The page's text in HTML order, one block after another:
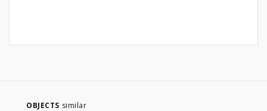
OBJECTS similar